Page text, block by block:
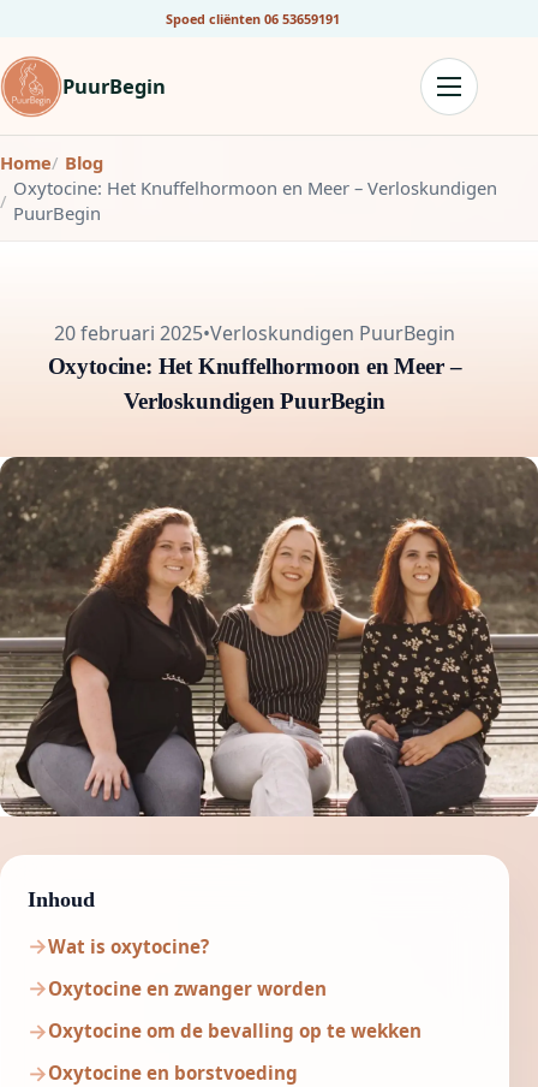
Spoed cliënten 06 53659191
PuurBegin
Home
Blog
Oxytocine: Het Knuffelhormoon en Meer – Verloskundigen
PuurBegin
20 februari 2025•Verloskundigen PuurBegin
Oxytocine: Het Knuffelhormoon en Meer –
Verloskundigen PuurBegin
Inhoud
Wat is oxytocine?
Oxytocine en zwanger worden
Oxytocine om de bevalling op te wekken
Oxytocine en borstvoeding